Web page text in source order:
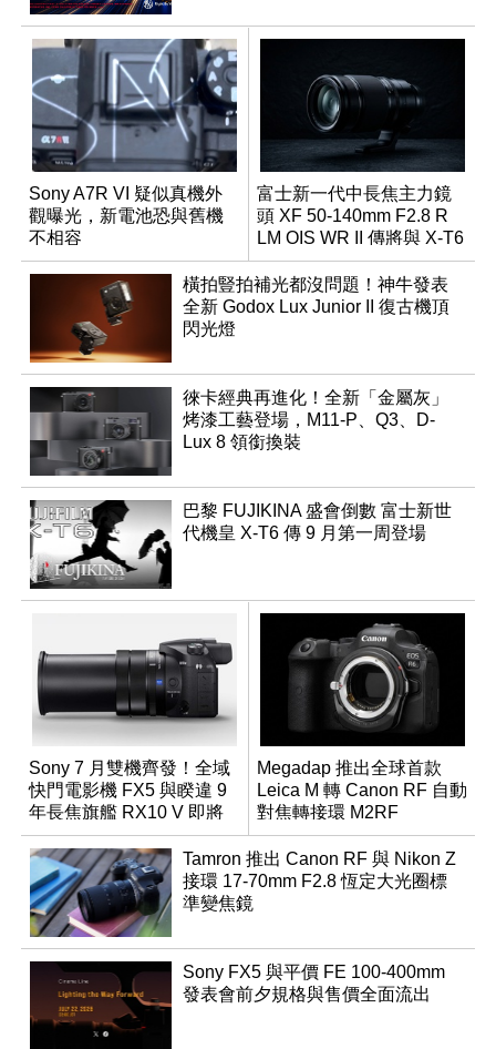
Sony A7R VI 疑似真機外
觀曝光，新電池恐與舊機
不相容
富士新一代中長焦主力鏡
頭 XF 50-140mm F2.8 R
LM OIS WR II 傳將與 X-T6
同步亮相
橫拍豎拍補光都沒問題！神牛發表
全新 Godox Lux Junior II 復古機頂
閃光燈
徠卡經典再進化！全新「金屬灰」
烤漆工藝登場，M11-P、Q3、D-
Lux 8 領銜換裝
巴黎 FUJIKINA 盛會倒數 富士新世
代機皇 X-T6 傳 9 月第一周登場
Sony 7 月雙機齊發！全域
快門電影機 FX5 與睽違 9
年長焦旗艦 RX10 V 即將
登場
Megadap 推出全球首款
Leica M 轉 Canon RF 自動
對焦轉接環 M2RF
Tamron 推出 Canon RF 與 Nikon Z
接環 17-70mm F2.8 恆定大光圈標
準變焦鏡
Sony FX5 與平價 FE 100-400mm
發表會前夕規格與售價全面流出